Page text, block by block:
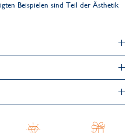
Beispielen sind Teil der Ästhetik